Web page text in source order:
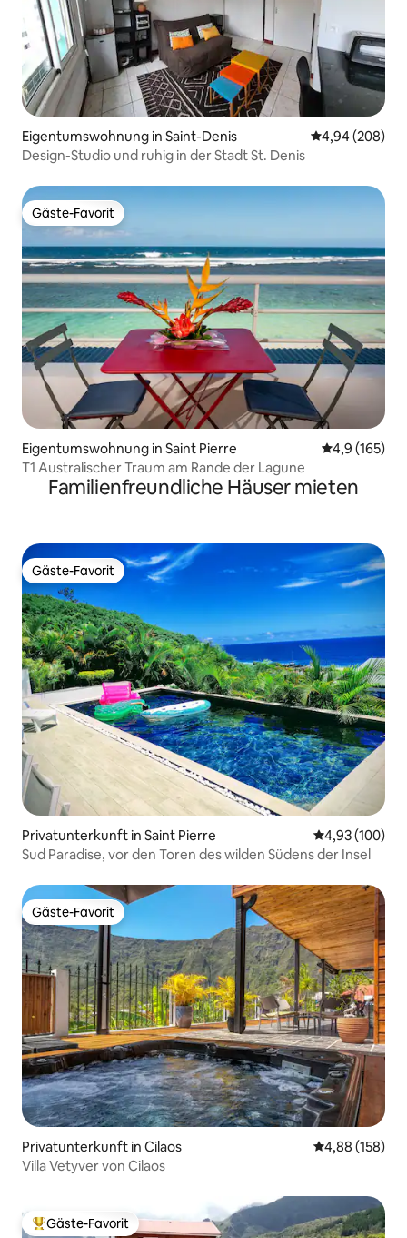
Eigentumswohnung in Saint-Denis
4,94 (208)
Design-Studio und ruhig in der Stadt St. Denis
Gäste-Favorit
Gäste-Favorit
Eigentumswohnung in Saint Pierre
4,9 (165)
T1 Australischer Traum am Rande der Lagune
Familienfreundliche Häuser mieten
Gäste-Favorit
Gäste-Favorit
Privatunterkunft in Saint Pierre
4,93 (100)
Sud Paradise, vor den Toren des wilden Südens der Insel
Gäste-Favorit
Gäste-Favorit
Privatunterkunft in Cilaos
4,88 (158)
Villa Vetyver von Cilaos
Beliebter Gäste-Favorit.
Gäste-Favorit